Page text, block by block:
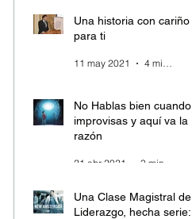
Una historia con cariño
para ti
11 may 2021 4 min de lectura
No Hablas bien cuando
improvisas y aquí va la
razón
21 abr 2021
Una Clase Magistral de
Liderazgo, hecha serie: